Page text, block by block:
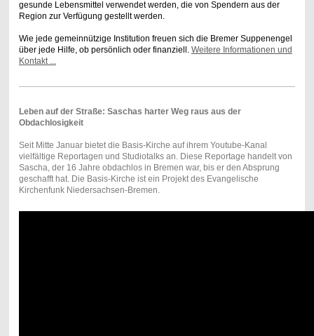
gesunde Lebensmittel verwendet werden, die von Spendern aus der
Region zur Verfügung gestellt werden.
Wie jede gemeinnützige Institution freuen sich die Bremer Suppenengel
über jede Hilfe, ob persönlich oder finanziell. Weitere Informationen und
Kontakt ...
Leben auf der Straße: Saschas harter Weg raus aus der
Obdachlosigkeit
Seit Mitte Januar bietet die Basis-Kirche auf ihrem Youtube-Kanal
vielfältige Reportagen und Studiotalks an. Diese Reportage handelt von
Sascha, der 16 Jahre obdachlos in Bremen war, bis er den Absprung
geschafft hat. Die Basis-Kirche ist ein Projekt des Evangelische
Kirchenfunk Niedersachsen-Bremen.